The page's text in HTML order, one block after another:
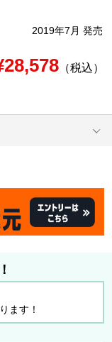
2019年7月 発売
（税込）
ます！